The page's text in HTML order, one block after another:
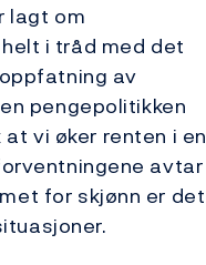
lagt om
i tråd med det
av
pengepolitikken
vi øker renten i en
avtar
for skjønn er det